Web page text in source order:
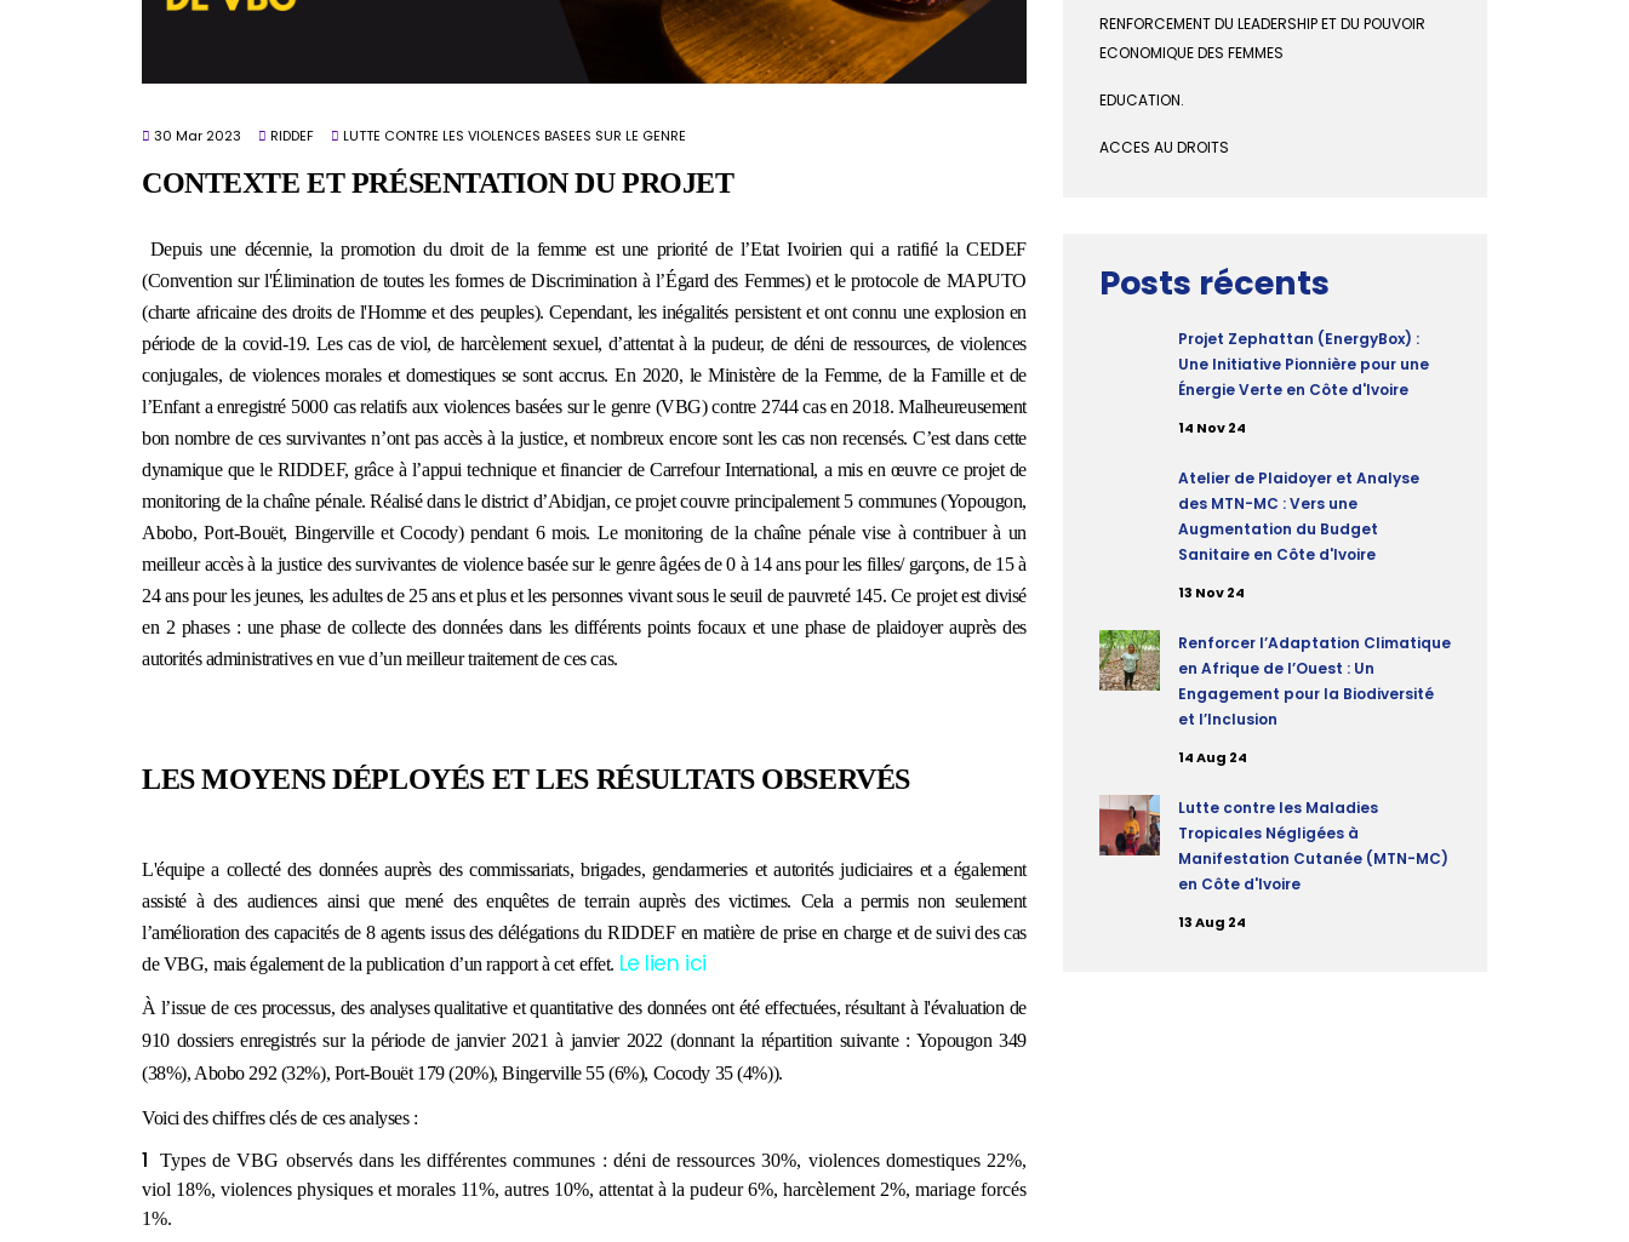
30 Mar 2023 RIDDEF LUTTE CONTRE LES VIOLENCES BASEES SUR LE GENRE
CONTEXTE ET PRÉSENTATION DU PROJET
Depuis une décennie, la promotion du droit de la femme est une priorité de l’Etat Ivoirien qui a ratifié la CEDEF
(Convention sur l'Élimination de toutes les formes de Discrimination à l’Égard des Femmes) et le protocole de MAPUTO
(charte africaine des droits de l'Homme et des peuples). Cependant, les inégalités persistent et ont connu une explosion en
période de la covid-19. Les cas de viol, de harcèlement sexuel, d’attentat à la pudeur, de déni de ressources, de violences
conjugales, de violences morales et domestiques se sont accrus. En 2020, le Ministère de la Femme, de la Famille et de
l’Enfant a enregistré 5000 cas relatifs aux violences basées sur le genre (VBG) contre 2744 cas en 2018. Malheureusement
bon nombre de ces survivantes n’ont pas accès à la justice, et nombreux encore sont les cas non recensés. C’est dans cette
dynamique que le RIDDEF, grâce à l’appui technique et financier de Carrefour International, a mis en œuvre ce projet de
monitoring de la chaîne pénale. Réalisé dans le district d’Abidjan, ce projet couvre principalement 5 communes (Yopougon,
Abobo, Port-Bouët, Bingerville et Cocody) pendant 6 mois. Le monitoring de la chaîne pénale vise à contribuer à un
meilleur accès à la justice des survivantes de violence basée sur le genre âgées de 0 à 14 ans pour les filles/ garçons, de 15 à
24 ans pour les jeunes, les adultes de 25 ans et plus et les personnes vivant sous le seuil de pauvreté 145. Ce projet est divisé
en 2 phases : une phase de collecte des données dans les différents points focaux et une phase de plaidoyer auprès des
autorités administratives en vue d’un meilleur traitement de ces cas.
LES MOYENS DÉPLOYÉS ET LES RÉSULTATS OBSERVÉS
L'équipe a collecté des données auprès des commissariats, brigades, gendarmeries et autorités judiciaires et a également
assisté à des audiences ainsi que mené des enquêtes de terrain auprès des victimes. Cela a permis non seulement
l’amélioration des capacités de 8 agents issus des délégations du RIDDEF en matière de prise en charge et de suivi des cas
de VBG, mais également de la publication d’un rapportà cet effet. Le lien ici
À l’issue de ces processus, des analyses qualitative et quantitative des données ont été effectuées, résultant à l'évaluation de
910 dossiers enregistrés sur la période de janvier 2021 à janvier 2022 (donnant la répartition suivante : Yopougon 349
(38%), Abobo 292 (32%), Port-Bouët 179 (20%), Bingerville 55 (6%), Cocody 35 (4%)).
Voici des chiffres clés de ces analyses :
Types de VBG observés dans les différentes communes : déni de ressources 30%, violencesdomestiques 22%,
viol 18%, violences physiques et morales 11%, autres 10%, attentat à la pudeur 6%, harcèlement 2%, mariage forcés
1%.
RENFORCEMENT DU LEADERSHIP ET DU POUVOIR
ECONOMIQUE DES FEMMES
EDUCATION.
ACCES AU DROITS
Posts récents
Projet Zephattan (EnergyBox) :
Une Initiative Pionnière pour une
Énergie Verte en Côte d'Ivoire
14 Nov 24
Atelier de Plaidoyer et Analyse
des MTN-MC : Vers une
Augmentation du Budget
Sanitaire en Côte d'Ivoire
13 Nov 24
Renforcer l’Adaptation Climatique
en Afrique de l’Ouest : Un
Engagement pour la Biodiversité
et l’Inclusion
14 Aug 24
Lutte contre les Maladies
Tropicales Négligées à
Manifestation Cutanée (MTN-MC)
en Côte d'Ivoire
13 Aug 24